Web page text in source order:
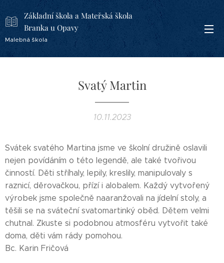
Základní škola a Mateřská škola
Branka u Opavy
Malebná škola
Svatý Martin
10.11.2023
Svátek svatého Martina jsme ve školní družině oslavili
nejen povídáním o této legendě, ale také tvořivou
činností. Děti stříhaly, lepily, kreslily, manipulovaly s
raznicí, děrovačkou, přízí i alobalem. Každý vytvořený
výrobek jsme společně naaranžovali na jídelní stoly, a
těšili se na sváteční svatomartinký oběd. Dětem velmi
chutnal. Zkuste si podobnou atmosféru vytvořit také
doma, děti vám rády pomohou.
Bc. Karin Fričová